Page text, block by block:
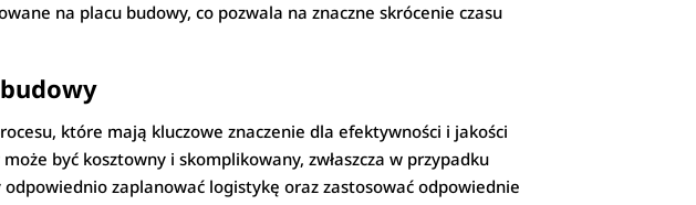
na placu budowy, co pozwala na znaczne skrócenie czasu
które mają kluczowe znaczenie dla efektywności i jakości
być kosztowny i skomplikowany, zwłaszcza w przypadku
zaplanować logistykę oraz zastosować odpowiednie